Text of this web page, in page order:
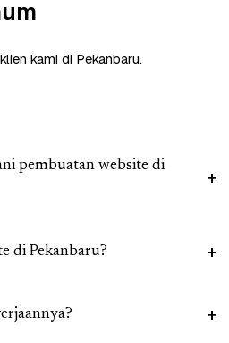
kami di Pekanbaru.
pembuatan website di
di Pekanbaru?